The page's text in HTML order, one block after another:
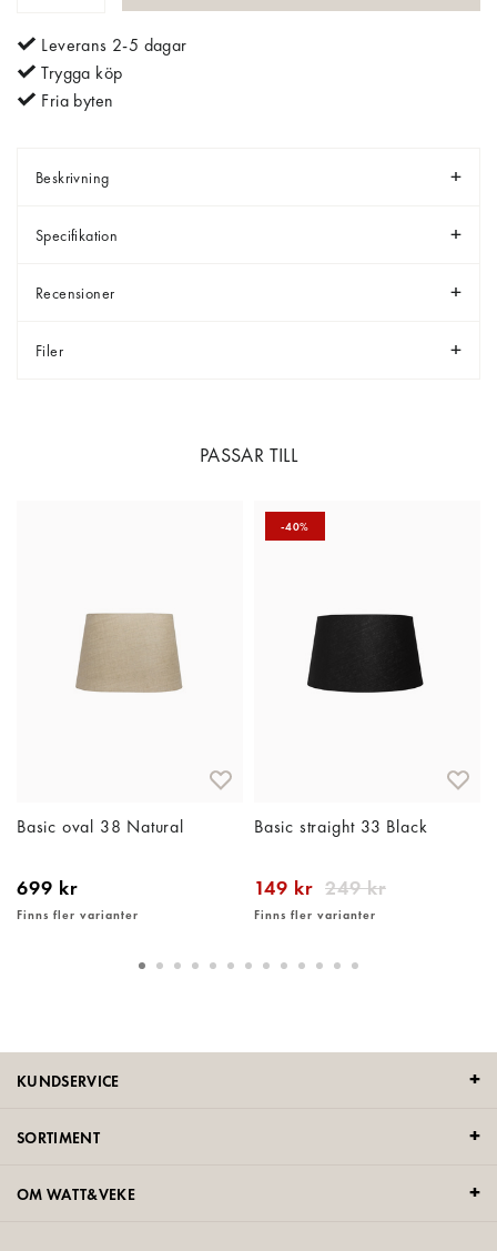
Leverans 2-5 dagar
Trygga köp
Fria byten
Beskrivning
Specifikation
Recensioner
Filer
PASSAR TILL
Basic oval 38 Natural
699 kr
Finns fler varianter
-40%
Basic straight 33 Black
149 kr 249 kr
Finns fler varianter
KUNDSERVICE
SORTIMENT
OM WATT&VEKE